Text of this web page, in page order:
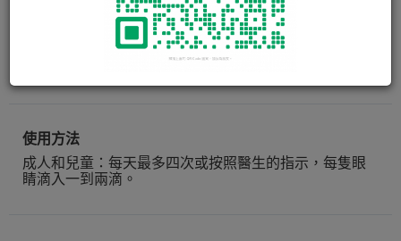
使用方法
成人和兒童：每天最多四次或按照醫生的指示，每隻眼
睛滴入一到兩滴。